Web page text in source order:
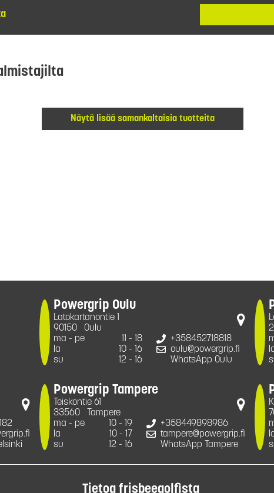
Näytä lisää samankaltaisia tuotteita
Powergrip Oulu
Latokartanontie 1
90150
Oulu
ma - pe
11 - 18
la
10 - 16
su
12 - 16
+358452718818
oulu@powergrip.fi
WhatsApp Oulu
Powergrip Tampere
Teiskontie 61
33560
Tampere
ma - pe
10 - 19
la
10 - 17
su
12 - 16
+358449898986
tampere@powergrip.fi
WhatsApp Tampere
Tietoa frisbeegolfista